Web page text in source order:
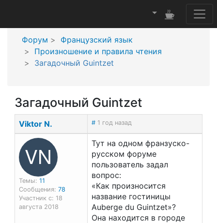
Форум
Французский язык
Произношение и правила чтения
Загадочный Guintzet
Загадочный Guintzet
Viktor N. # 1 год назад
VN
Темы: 11
Сообщения: 78
Участник с: 18
августа 2018
Тут на одном франзуско-
русском форуме
пользователь задал
вопрос:
«Как произносится
название гостиницы
Auberge du Guintzet»?
Она находится в городе